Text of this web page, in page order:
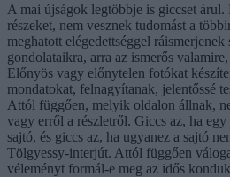
A mai újságok legtöbbje is giccset
részeket, nem vesznek tudomást a
meghatott elégedettséggel
gondolataikra, arra az ismerős
Előnyös vagy előnytelen fotókat
mondatokat, felnagyítanak, jelentőssé
Attól függően, melyik oldalon állnak,
vagy erről a részletről. Giccs az, ha
sajtó, és giccs az, ha ugyanez a sajtó
Tölgyessy-interjút. Attól függően
véleményt formál-e meg az idős